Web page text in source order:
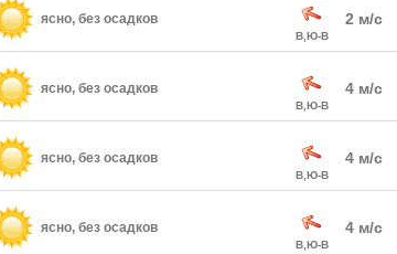
ясно, без осадков
В,Ю-В
2 м/с
ясно, без осадков
В,Ю-В
4 м/с
ясно, без осадков
В,Ю-В
4 м/с
ясно, без осадков
В,Ю-В
4 м/с